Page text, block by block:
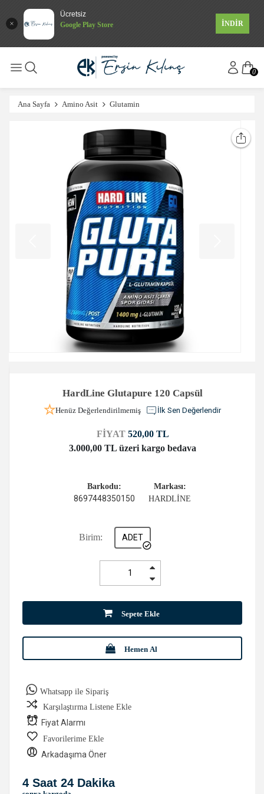
Ücretsiz
Google Play Store
İNDİR
0
Ana Sayfa Amino Asit Glutamin
HardLine Glutapure 120 Capsül
Henüz Değerlendirilmemiş İlk Sen Değerlendir
FİYAT 520,00 TL
3.000,00 TL üzeri kargo bedava
Barkodu:
8697448350150
Markası:
HARDLİNE
Birim: ADET
Sepete Ekle
Hemen Al
Whatsapp ile Sipariş
Karşılaştırma Listene Ekle
Fiyat Alarmı
Favorilerime Ekle
Arkadaşıma Öner
4 Saat 24 Dakika